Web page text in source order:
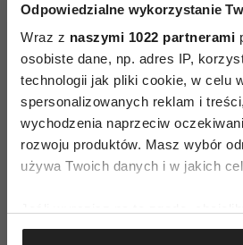
Odpowiedzialne wykorzystanie
Wraz z naszymi 1022 partnerami
osobiste dane, np. adres IP,
technologii jak pliki cookie, w celu
spersonalizowanych reklam i
wychodzenia naprzeciw
rozwoju produktów. Masz wybór
używa Twoich danych i w jakich
Gromadzić dane dotyczące
grudnia 2009. W Polsce
od kwietnia 2012 roku.